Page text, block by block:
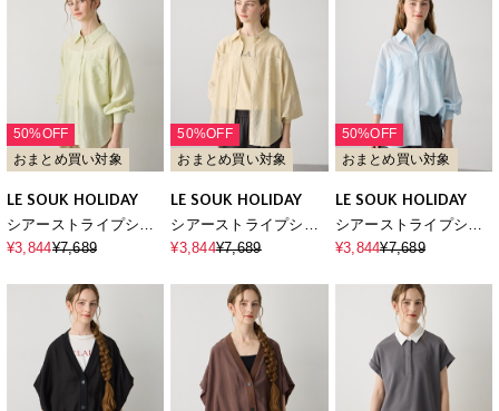
50%OFF
おまとめ買い対象
LE SOUK HOLIDAY
シアーストライプシャ
ツ
¥3,844¥7,689
50%OFF
おまとめ買い対象
LE SOUK HOLIDAY
シアーストライプシャ
ツ
¥3,844¥7,689
50%OFF
おまとめ買い対象
LE SOUK HOLIDAY
シアーストライプシャ
ツ
¥3,844¥7,689